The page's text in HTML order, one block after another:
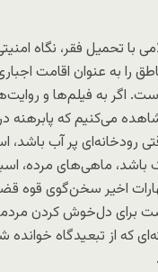
با تحمیل فقر، نگاه
را به عنوان اقامت
اگر به فیلم‌ها و
می‌کنیم که پابرهنه
رودخانه‌ای پر آب باشد،
ماهی‌های مرده،
اخیر سخن‌گوی قوه
است برای دل‌خوش کردن
که از تبعیدگاه